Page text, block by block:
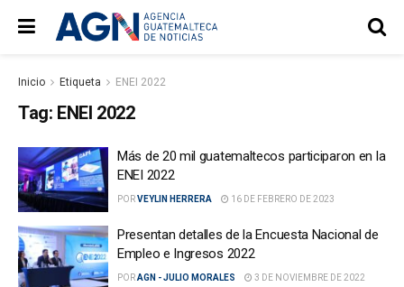
Inicio Etiqueta ENEI 2022
Tag: ENEI 2022
Más de 20 mil guatemaltecos participaron en la
ENEI 2022
PORVEYLIN HERRERA 16 DE FEBRERO DE 2023
Presentan detalles de la Encuesta Nacional de
Empleo e Ingresos 2022
PORAGN - JULIO MORALES 3 DE NOVIEMBRE DE 2022